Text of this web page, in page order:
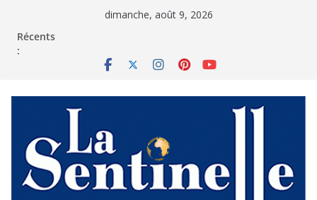
dimanche, août 9, 2026
Récents
: